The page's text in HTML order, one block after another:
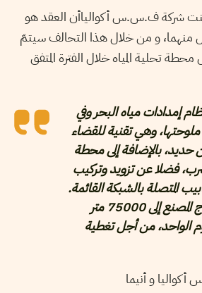
أعلنت شركة ف.س.س أكوالياأن العقد هو
شراكة 50٪ لكل منهما، و من خلال هذا التحالف سيتمّ
تحلية المياه خلال الفترة المتفق
إمدادات مياه البحر وفي
وهي تقنية للقضاء
حديد، بالإضافة إلى محطة
فضلا عن تزويد وتركيب
المتصلة بالشبكة القائمة.
وسوف تصل قدرة إنتاج المصنع إلى 75000 متر
الواحد، من أجل تغطية
و أنيما